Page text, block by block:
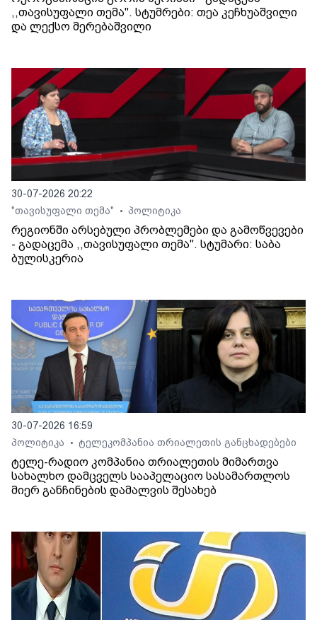
,,თავისუფალი თემა". სტუმრები: თეა კეჩხუაშვილი
და ლექსო მერებაშვილი
30-07-2026 20:22
"თავისუფალი თემა"
• პოლიტიკა
რეგიონში არსებული პრობლემები და გამოწვევები
- გადაცემა ,,თავისუფალი თემა". სტუმარი: საბა
ბულისკერია
30-07-2026 16:59
პოლიტიკა
• ტელეკომპანია თრიალეთის განცხადებები
ტელე-რადიო კომპანია თრიალეთის მიმართვა
სახალხო დამცველს სააპელაციო სასამართლოს
მიერ განჩინების დამალვის შესახებ